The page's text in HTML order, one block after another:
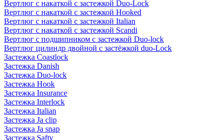
Вертлюг с накаткой с застежкой Duo-Lock
Вертлюг с накаткой с застежкой Hooked
Вертлюг с накаткой с застежкой Italian
Вертлюг с накаткой с застежкой Scandi
Вертлюг с подшипником с застежкой Duo-lock
Вертлюг цилиндр двойной с застёжкой duo-Lock
Застежка Coastlock
Застежка Danish
Застежка Duo-lock
Застежка Hook
Застежка Insurance
Застежка Interlock
Застежка Italian
Застежка Ja clip
Застежка Ja snap
Застежка Safty